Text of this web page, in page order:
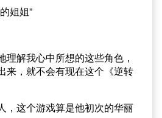
姐姐”
解我心中所想的这些角色，
来，就不会有现在这个《逆转
，这个游戏算是他初次的华丽